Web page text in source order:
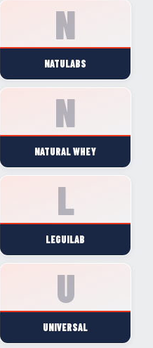
NATULABS
NATURAL WHEY
LEGUILAB
UNIVERSAL